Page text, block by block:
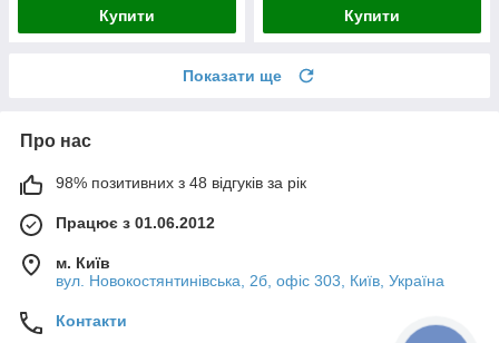
Купити Купити
Показати ще
Про нас
98% позитивних з 48 відгуків за рік
Працює з 01.06.2012
м. Київ
вул. Новокостянтинівська, 2б, офіс 303, Київ, Україна
Контакти